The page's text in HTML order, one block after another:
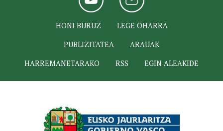
HONI BURUZ
LEGE OHARRA
PUBLIZITATEA
ARAUAK
HARREMANETARAKO
RSS EGIN ALEAKIDE